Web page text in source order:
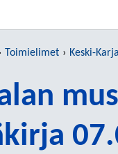
Toimielimet Keski-